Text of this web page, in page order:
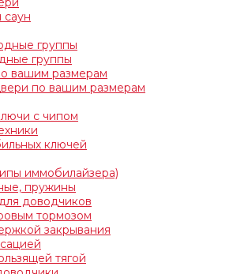
саун
группы
группы
вашим размерам
по вашим размерам
с чипом
ключей
иммобилайзера)
пружины
доводчиков
тормозом
закрывания
тягой